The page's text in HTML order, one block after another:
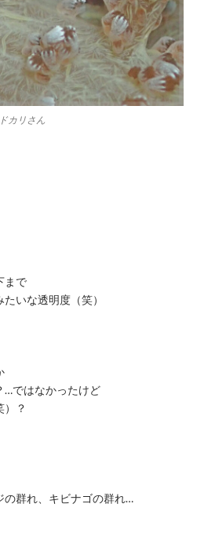
カリさん
まで
いな透明度（笑）
…ではなかったけど
）？
の群れ、キビナゴの群れ…